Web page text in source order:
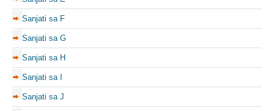
Sanjati sa F
Sanjati sa G
Sanjati sa H
Sanjati sa I
Sanjati sa J